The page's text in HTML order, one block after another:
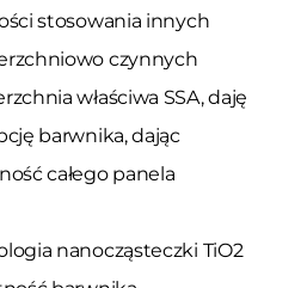
stosowania innych
czynnych
właściwa SSA, daję
barwnika, dając
całego panela
nanocząsteczki TiO2